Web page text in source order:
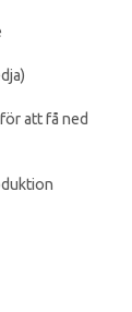
att få ned